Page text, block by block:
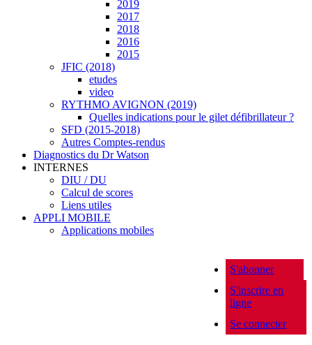
2019
2017
2018
2016
2015
JFIC (2018)
etudes
video
RYTHMO AVIGNON (2019)
Quelles indications pour le gilet défibrillateur ?
SFD (2015-2018)
Autres Comptes-rendus
Diagnostics du Dr Watson
INTERNES
DIU / DU
Calcul de scores
Liens utiles
APPLI MOBILE
Applications mobiles
S'abonner
S'inscrire en
ligne
Se connecter